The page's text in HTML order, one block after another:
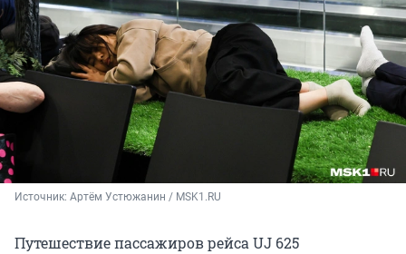
Источник: Артём Устюжанин / MSK1.RU
Путешествие пассажиров рейса UJ 625